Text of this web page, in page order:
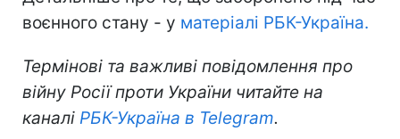
воєнного стану - у матеріалі РБК-Україна.
Термінові та важливі повідомлення про
війну Росії проти України читайте на
каналі РБК-Україна в Telegram.